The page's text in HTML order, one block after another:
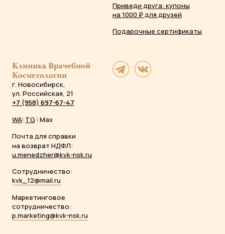
Приведи друга: купоны
на 1000 ₽ для друзей
Подарочные сертификаты
Клиника Врачебной
Косметологии
г. Новосибирск,
ул. Российская, 21
+7 (958) 697-67-47
WA| TG| Max
Почта для справки
на возврат НДФЛ:
u.menedzher@kvk-nsk.ru
Сотрудничество:
kvk_12@mail.ru
Маркетинговое
сотрудничество:
p.marketing@kvk-nsk.ru